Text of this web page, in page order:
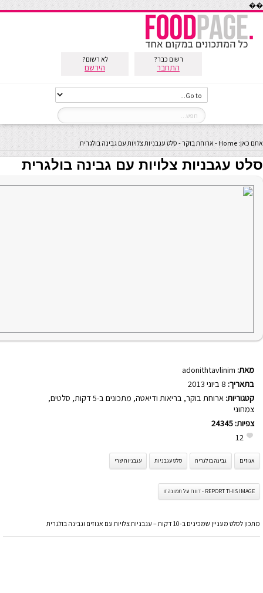
��
רשום כבר?
התחבר
לא רשום?
הירשם
אתם כאן: Home
- ארוחת בוקר- סלט עגבניות צלויות עם גבינה בולגרית
סלט עגבניות צלויות עם גבינה בולגרית
מאת: adonithtavlinim
בתאריך:
קטגוריות: ארוחת בוקר, בריאות ודיאטה, מתכונים ב-5 דקות , סלטים,
צמחוני
צפיות: 24345
12
אגוזים גבינה בולגרית סלט עגבניות עגבניות שרי
REPORT THIS IMAGE - דווח על תמונה זו
מתכון לסלט מעניין שמכינים ב-10 דקות – עגבניות צלויות עם אגוזים וגבינה בולגרית